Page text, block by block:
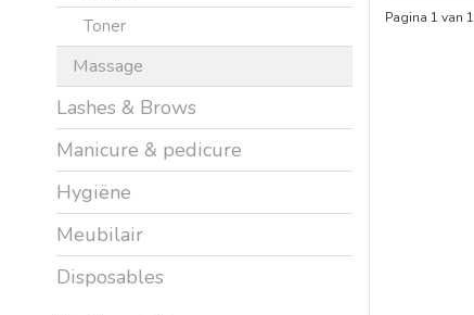
Toner
Massage
Lashes & Brows
Manicure & pedicure
Hygiëne
Meubilair
Disposables
Pagina 1 van 1